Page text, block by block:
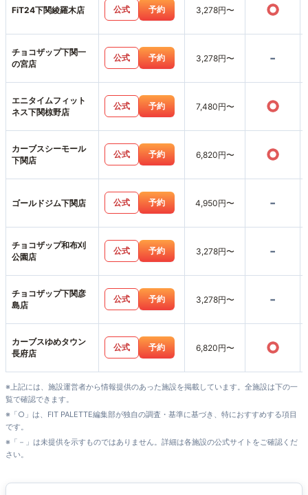
FiT24下関綾羅木店 公式 予約 3,278円〜 ○
チョコザップ下関一
の宮店
公式 予約 3,278円〜 -
エニタイムフィット
ネス下関椋野店
公式 予約 7,480円〜 ○
カーブスシーモール
下関店
公式 予約 6,820円〜 ○
ゴールドジム下関店 公式 予約 4,950円〜 -
チョコザップ和布刈
公園店
公式 予約 3,278円〜 -
チョコザップ下関彦
島店
公式 予約 3,278円〜 -
カーブスゆめタウン
長府店
公式 予約 6,820円〜 ○
※上記には、施設運営者から情報提供のあった施設を掲載しています。全施設は下の一
覧で確認できます。
※「○」は、FIT PALETTE編集部が独自の調査・基準に基づき、特におすすめする項目
です。
※「－」は未提供を示すものではありません。詳細は各施設の公式サイトをご確認くだ
さい。